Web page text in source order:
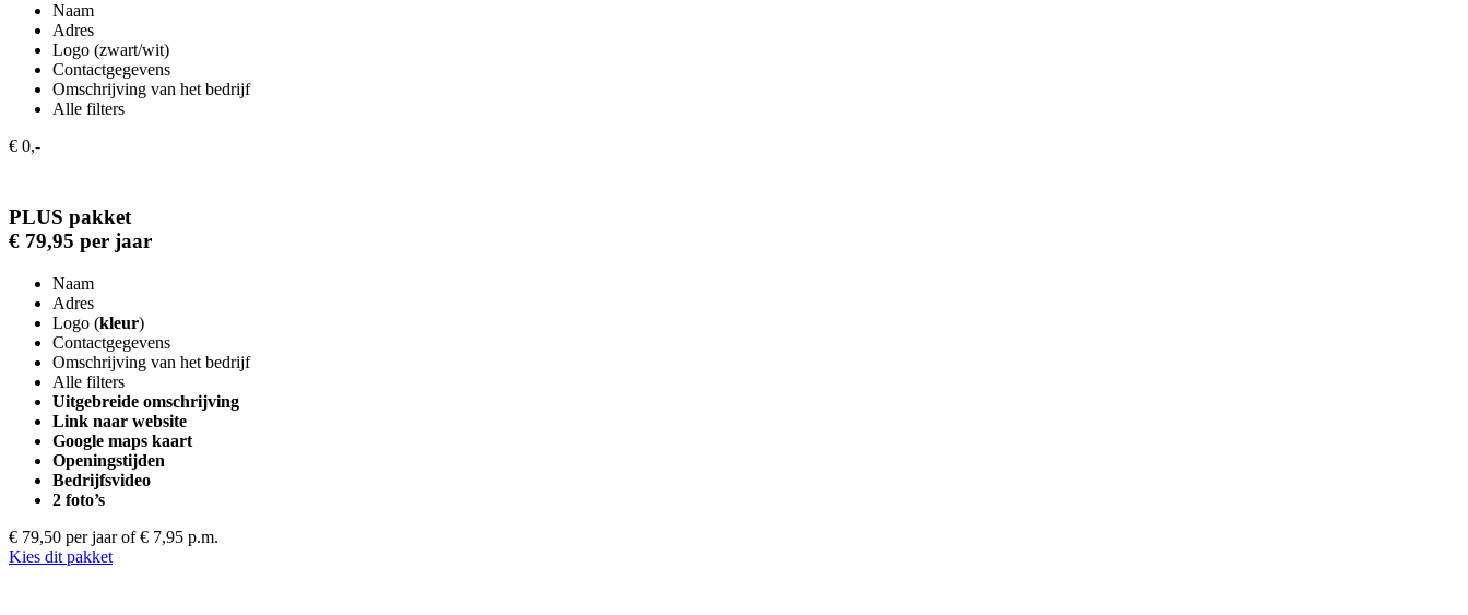
Naam
Adres
Logo (zwart/wit)
Contactgegevens
Omschrijving van het bedrijf
Alle filters
€ 0,-
PLUS pakket
€ 79,95 per jaar
Naam
Adres
Logo (kleur)
Contactgegevens
Omschrijving van het bedrijf
Alle filters
Uitgebreide omschrijving
Link naar website
Google maps kaart
Openingstijden
Bedrijfsvideo
2 foto’s
€ 79,50 per jaar of € 7,95 p.m.
Kies dit pakket